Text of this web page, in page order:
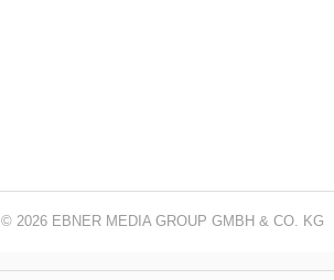
© 2026 EBNER MEDIA GROUP GMBH & CO. KG